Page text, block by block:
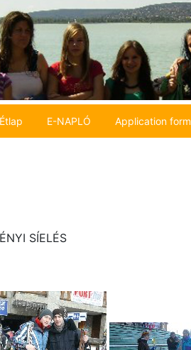
Étlap E-NAPLÓ Application form
SÍELÉS